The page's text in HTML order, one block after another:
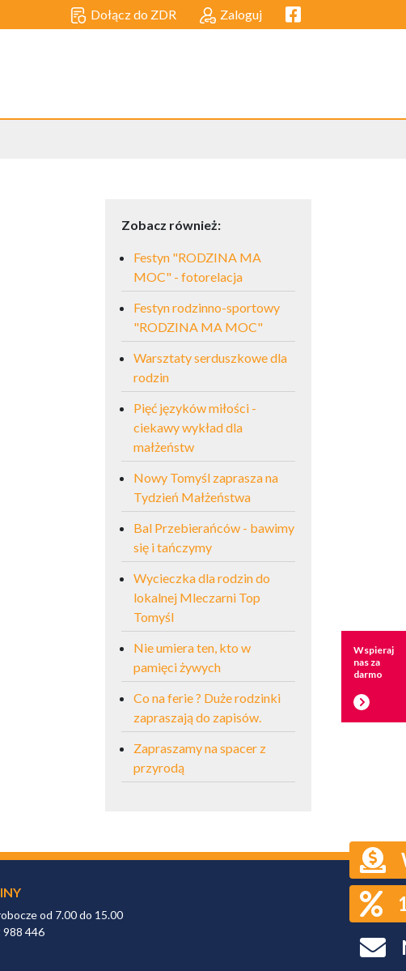
Dołącz do ZDR Zaloguj Facebook link
Zobacz również:
Festyn "RODZINA MA
MOC" - fotorelacja
Festyn rodzinno-sportowy
"RODZINA MA MOC"
Warsztaty serduszkowe dla
rodzin
Pięć języków miłości -
ciekawy wykład dla
małżeństw
Nowy Tomyśl zaprasza na
Tydzień Małżeństwa
Bal Przebierańców - bawimy
się i tańczymy
Wycieczka dla rodzin do
lokalnej Mleczarni Top
Tomyśl
Nie umiera ten, kto w
pamięci żywych
Co na ferie ? Duże rodzinki
zapraszają do zapisów.
Zapraszamy na spacer z
przyrodą
od 7.00 do 15.00
988 446
Wspieraj
nas za
darmo